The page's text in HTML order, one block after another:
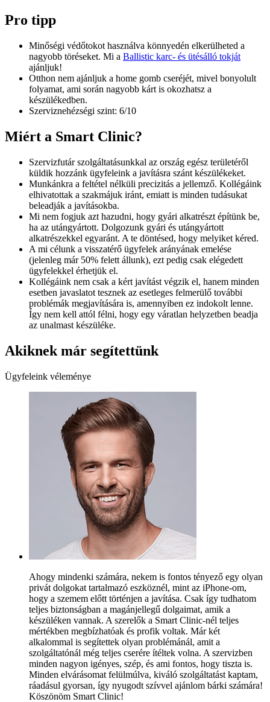
Pro tipp
Minőségi védőtokot használva könnyedén elkerülheted a
nagyobb töréseket. Mi a Ballistic karc- és ütésálló tokját
ajánljuk!
Otthon nem ajánljuk a home gomb cseréjét, mivel bonyolult
folyamat, ami során nagyobb kárt is okozhatsz a
készülékedben.
Szerviznehézségi szint: 6/10
Miért a Smart Clinic?
Szervizfutár szolgáltatásunkkal az ország egész területéről
küldik hozzánk ügyfeleink a javításra szánt készülékeket.
Munkánkra a feltétel nélküli precizitás a jellemző. Kollégáink
elhivatottak a szakmájuk iránt, emiatt is minden tudásukat
beleadják a javításokba.
Mi nem fogjuk azt hazudni, hogy gyári alkatrészt építünk be,
ha az utángyártott. Dolgozunk gyári és utángyártott
alkatrészekkel egyaránt. A te döntésed, hogy melyiket kéred.
A mi célunk a visszatérő ügyfelek arányának emelése
(jelenleg már 50% felett állunk), ezt pedig csak elégedett
ügyfelekkel érhetjük el.
Kollégáink nem csak a kért javítást végzik el, hanem minden
esetben javaslatot tesznek az esetleges felmerülő további
problémák megjavítására is, amennyiben ez indokolt lenne.
Így nem kell attól félni, hogy egy váratlan helyzetben beadja
az unalmast készüléke.
Akiknek már segítettünk
Ügyfeleink véleménye
Ahogy mindenki számára, nekem is fontos tényező egy olyan
privát dolgokat tartalmazó eszköznél, mint az iPhone-om,
hogy a szemem előtt történjen a javítása. Csak így tudhatom
teljes biztonságban a magánjellegű dolgaimat, amik a
készüléken vannak. A szerelők a Smart Clinic-nél teljes
mértékben megbízhatóak és profik voltak. Már két
alkalommal is segítettek olyan problémánál, amit a
szolgáltatónál még teljes cserére ítéltek volna. A szervizben
minden nagyon igényes, szép, és ami fontos, hogy tiszta is.
Minden elvárásomat felülmúlva, kiváló szolgáltatást kaptam,
ráadásul gyorsan, így nyugodt szívvel ajánlom bárki számára!
Köszönöm Smart Clinic!